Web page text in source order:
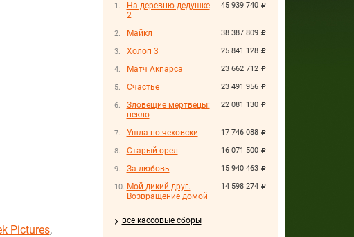
45 939 740 руб.
На деревню дедушке
2
38 387 809 руб.
Майкл
25 841 128 руб.
Холоп 3
23 662 712 руб.
Матч Акпарса
23 491 956 руб.
Счастье
22 081 130 руб.
Зловещие мертвецы:
пекло
17 746 088 руб.
Ушла по-чеховски
16 071 500 руб.
Старый орел
15 940 463 руб.
За любовь
14 598 274 руб.
Мой дикий друг.
Возвращение домой
все кассовые сборы
Pictures,